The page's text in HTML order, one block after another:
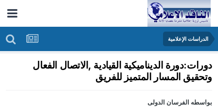
الدراسات الإعلامية
دورات:دورة الديناميكية القيادية ,الاتصال الفعال
وتحقيق المسار المتميز للفريق
بواسطهالفرسان الدولى